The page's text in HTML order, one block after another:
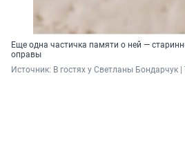
Еще одна частичка памяти о ней —
оправы
Источник: В гостях у Светланы Бондарчук